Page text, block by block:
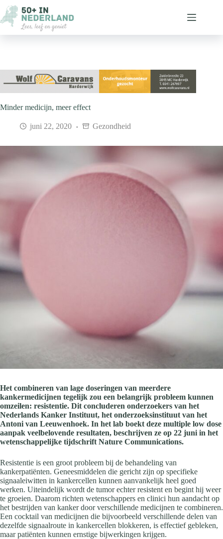
naar
de
inhoud
Minder medicijn, meer effect
juni 22, 2020 Gezondheid
Het combineren van lage doseringen van meerdere
kankermedicijnen tegelijk zou een belangrijk probleem kunnen
omzeilen: resistentie. Dit concluderen onderzoekers van het
Nederlands Kanker Instituut, het onderzoeksinstituut van het
Antoni van Leeuwenhoek. In het lab boekt deze multiple low dose
aanpak veelbelovende resultaten, beschrijven ze op 22 juni in het
wetenschappelijke tijdschrift Nature Communications.
Resistentie is een groot probleem bij de behandeling van
kankerpatiënten. Geneesmiddelen die gericht zijn op specifieke
signaaleiwitten in kankercellen kunnen aanvankelijk heel goed
werken. Uiteindelijk wordt de tumor echter resistent en begint hij weer
te groeien. Daarom richten wetenschappers en clinici hun aandacht op
het bestrijden van kanker door verschillende medicijnen te combineren.
Een cocktail van medicijnen die bijvoorbeeld verschillende delen van
dezelfde signaalroute in kankercellen blokkeren, is effectief gebleken,
maar patiënten kunnen ernstige bijwerkingen krijgen.